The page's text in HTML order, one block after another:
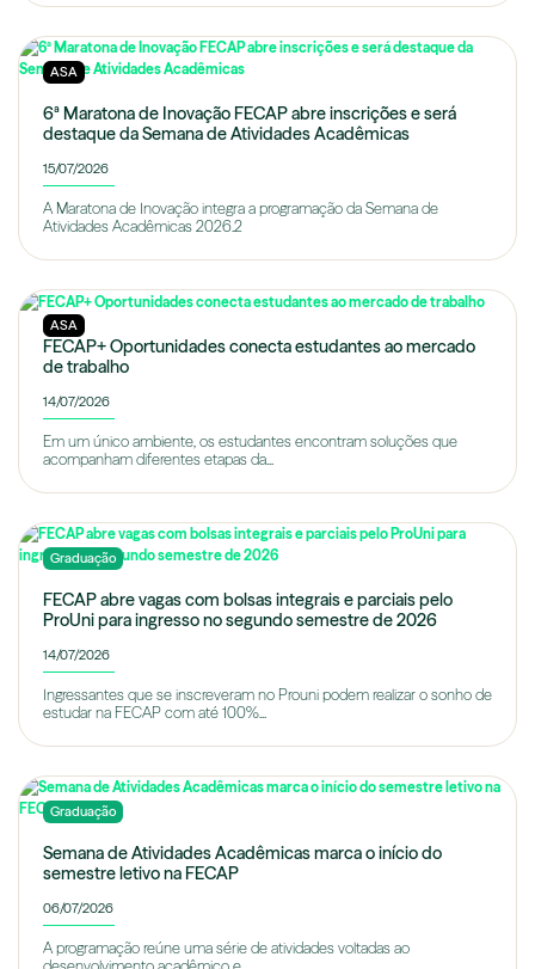
ASA
6ª Maratona de Inovação FECAP abre inscrições e será
destaque da Semana de Atividades Acadêmicas
15/07/2026
A Maratona de Inovação integra a programação da Semana de
Atividades Acadêmicas 2026.2
ASA
FECAP+ Oportunidades conecta estudantes ao mercado
de trabalho
14/07/2026
Em um único ambiente, os estudantes encontram soluções que
acompanham diferentes etapas da...
Graduação
FECAP abre vagas com bolsas integrais e parciais pelo
ProUni para ingresso no segundo semestre de 2026
14/07/2026
Ingressantes que se inscreveram no Prouni podem realizar o sonho de
estudar na FECAP com até 100%...
Graduação
Semana de Atividades Acadêmicas marca o início do
semestre letivo na FECAP
06/07/2026
A programação reúne uma série de atividades voltadas ao